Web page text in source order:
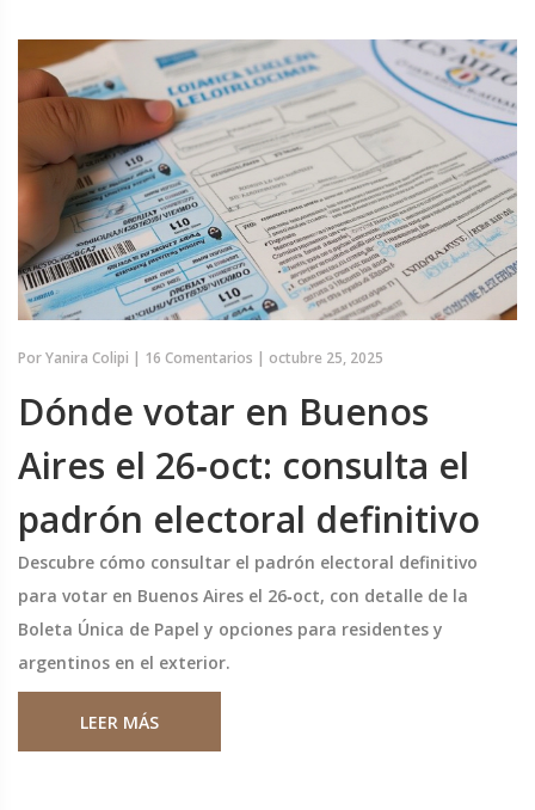
PorYanira Colipi | 16 Comentarios | octubre 25, 2025
Dónde votar en Buenos
Aires el 26‑oct: consulta el
padrón electoral definitivo
Descubre cómo consultar el padrón electoral definitivo
para votar en Buenos Aires el 26‑oct, con detalle de la
Boleta Única de Papel y opciones para residentes y
argentinos en el exterior.
LEER MÁS